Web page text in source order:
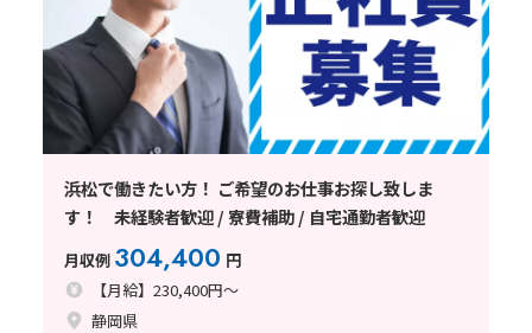
浜松で働きたい方！ ご希望のお仕事お探し致しま
す！ 未経験者歓迎 / 寮費補助 / 自宅通勤者歓迎
月収例 304,400 円
【月給】230,400円～
静岡県